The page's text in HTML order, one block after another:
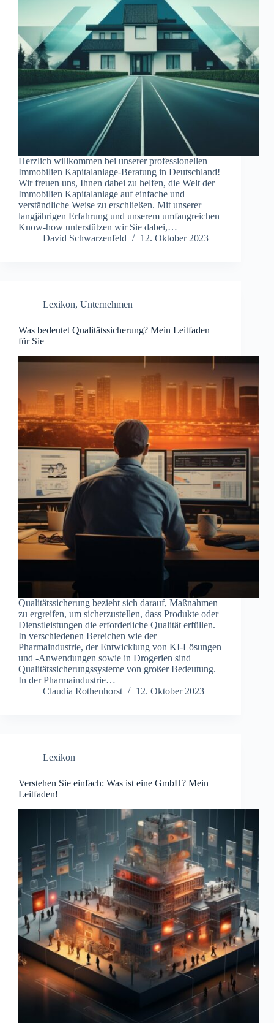
Herzlich willkommen bei unserer professionellen
Immobilien Kapitalanlage-Beratung in Deutschland!
Wir freuen uns, Ihnen dabei zu helfen, die Welt der
Immobilien Kapitalanlage auf einfache und
verständliche Weise zu erschließen. Mit unserer
langjährigen Erfahrung und unserem umfangreichen
Know-how unterstützen wir Sie dabei,…
David Schwarzenfeld
12. Oktober 2023
Lexikon, Unternehmen
Was bedeutet Qualitätssicherung? Mein Leitfaden
für Sie
Qualitätssicherung bezieht sich darauf, Maßnahmen
zu ergreifen, um sicherzustellen, dass Produkte oder
Dienstleistungen die erforderliche Qualität erfüllen.
In verschiedenen Bereichen wie der
Pharmaindustrie, der Entwicklung von KI-Lösungen
und -Anwendungen sowie in Drogerien sind
Qualitätssicherungssysteme von großer Bedeutung.
In der Pharmaindustrie…
Claudia Rothenhorst
12. Oktober 2023
Lexikon
Verstehen Sie einfach: Was ist eine GmbH? Mein
Leitfaden!